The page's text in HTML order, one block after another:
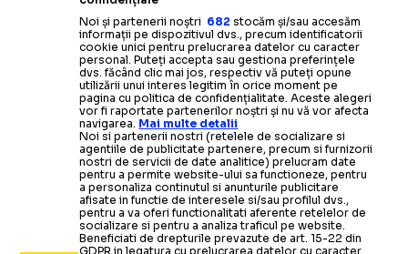
Noi și partenerii noștri 682 stocăm și/sau accesăm
informații pe dispozitivul dvs., precum identificatorii
cookie unici pentru prelucrarea datelor cu caracter
personal. Puteți accepta sau gestiona preferințele
dvs. făcând clic mai jos, respectiv vă puteți opune
utilizării unui interes legitim în orice moment pe
pagina cu politica de confidențialitate. Aceste alegeri
vor fi raportate partenerilor noștri și nu vă vor afecta
navigarea. Mai multe detalii
Noi si partenerii nostri (retelele de socializare si
agentiile de publicitate partenere, precum si furnizorii
nostri de servicii de date analitice) prelucram date
pentru a permite website-ului sa functioneze, pentru
a personaliza continutul si anunturile publicitare
afisate in functie de interesele si/sau profilul dvs.,
pentru a va oferi functionalitati aferente retelelor de
socializare si pentru a analiza traficul pe website.
Beneficiati de drepturile prevazute de art. 15-22 din
GDPR in legatura cu prelucrarea datelor cu caracter